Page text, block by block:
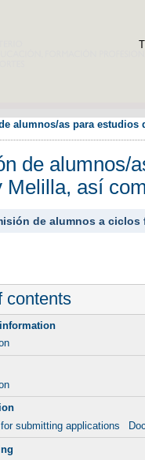
alumnos/as para estudios
de alumnos/
Melilla, así
de alumnos a ciclos
contents
submitting applications